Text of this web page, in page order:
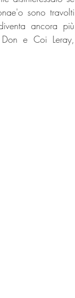
sono travolti
ancora più
e Coi Leray,